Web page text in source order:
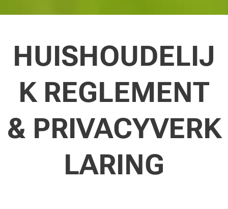
HUISHOUDELIJ
K REGLEMENT
& PRIVACYVERK
LARING